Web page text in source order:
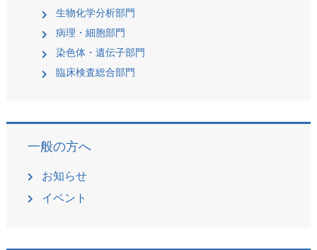
生物化学分析部門
病理・細胞部門
染色体・遺伝子部門
臨床検査総合部門
一般の方へ
お知らせ
イベント